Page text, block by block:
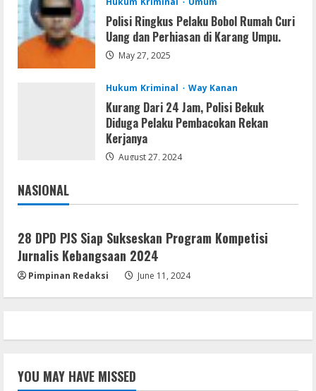
Serialers
FL Studio Portable + License Key
[Patch] (x86x64) Stable Unlimited
August 7, 2026
Polisi Ringkus Pelaku Bobol Rumah Curi
Uang dan Perhiasan di Karang Umpu.
May 27, 2025
Hukum Kriminal Way Kanan
Kurang Dari 24 Jam, Polisi Bekuk
Diduga Pelaku Pembacokan Rekan
Kerjanya
August 27, 2024
NASIONAL
Jakarta
28 DPD PJS Siap Sukseskan Program Kompetisi
Jurnalis Kebangsaan 2024
Pimpinan Redaksi June 11, 2024
YOU MAY HAVE MISSED